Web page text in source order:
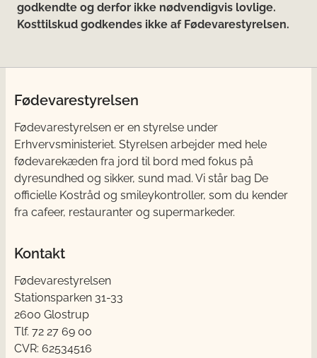
godkendte og derfor ikke nødvendigvis lovlige.
Kosttilskud godkendes ikke af Fødevarestyrelsen.
Fødevarestyrelsen
Fødevarestyrelsen er en styrelse under
Erhvervsministeriet. Styrelsen arbejder med hele
fødevarekæden fra jord til bord med fokus på
dyresundhed og sikker, sund mad. Vi står bag De
officielle Kostråd og smileykontroller, som du kender
fra cafeer, restauranter og supermarkeder.
Kontakt
Fødevarestyrelsen
Stationsparken 31-33
2600 Glostrup
Tlf. 72 2​​​7 69 00
CVR: 62534516